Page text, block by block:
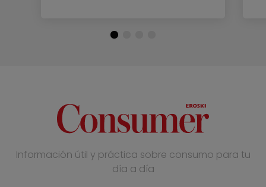
Información útil y práctica sobre consumo para tu
día a día